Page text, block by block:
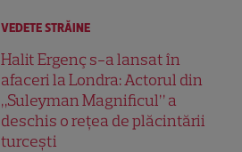
VEDETE STRĂINE
Halit Ergenç s-a lansat în
afaceri la Londra: Actorul din
„Suleyman Magnificul” a
deschis o rețea de plăcintării
turcești